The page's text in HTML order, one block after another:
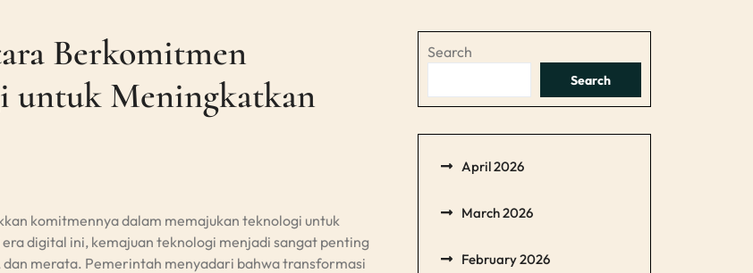
Berkomitmen
untuk Meningkatkan
komitmennya dalam memajukan teknologi untuk
digital ini, kemajuan teknologi menjadi sangat penting
merata. Pemerintah menyadari bahwa transformasi
Search
Search
April 2026
March 2026
February 2026